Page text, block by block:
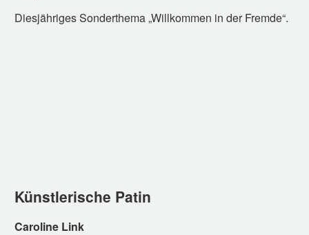
Diesjähriges Sonderthema „Willkommen in der Fremde“.
Künstlerische Patin
Caroline Link